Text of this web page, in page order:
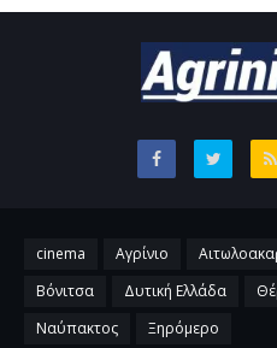
cinema Αγρίνιο
Βόνιτσα
Δυτική Ελλάδα
Ναύπακτος
Ξηρόμερο